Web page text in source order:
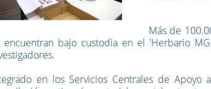
Más de
encuentran bajo custodia en el 'Herbario
en los Servicios Centrales de Apoyo